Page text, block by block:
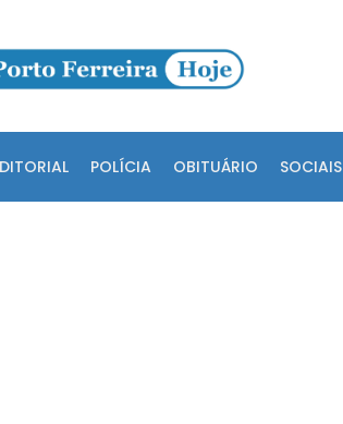
POLÍCIA OBITUÁRIO SOCIAIS